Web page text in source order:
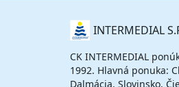
O
NÁS INTERMEDIAL
CK INTERMEDIAL
1992. Hlavná ponuka:
Dalmácia, Slovinsko,